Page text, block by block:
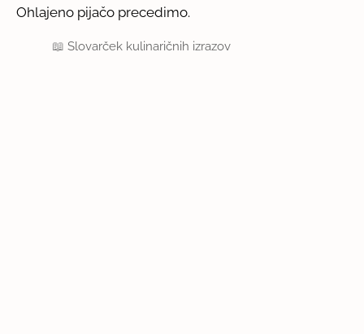
Ohlajeno pijačo precedimo.
📖Slovarček kulinaričnih izrazov